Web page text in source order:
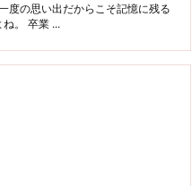
度の思い出だからこそ記憶に残る
。 卒業 ...